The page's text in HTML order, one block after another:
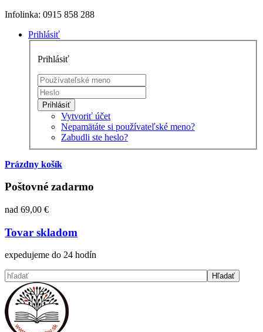
Infolinka: 0915 858 288
Prihlásiť
Prihlásiť
Prihlásiť
Vytvoriť účet
Nepamätáte si používateľské meno?
Zabudli ste heslo?
Prázdny košík
Poštovné zadarmo
nad 69,00 €
Tovar skladom
expedujeme do 24 hodín